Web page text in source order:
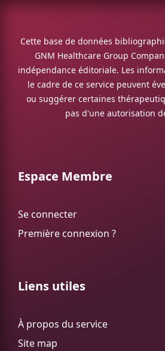
Cette base de données
GNM Healthcare Group
indépendance éditoriale. Les
le cadre de ce service peuvent
ou suggérer certaines
pas d'une autorisation
Espace Membre
Se connecter
Première connexion ?
Liens utiles
À propos du service
Site map